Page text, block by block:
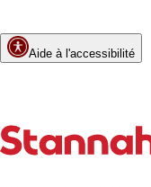
Aide à l'accessibilité